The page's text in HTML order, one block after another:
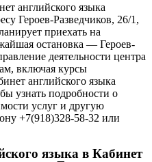
английского языка
Героев-Разведчиков, 26/1,
приехать на
остановка — Героев-
деятельности центра
включая курсы
английского языка
узнать подробности о
услуг и другую
+7(918)328-58-32 или
языка в Кабинет